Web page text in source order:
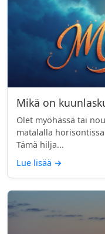
Mikä on
Olet myöhässä tai
matalalla
Tämä hilja...
Lue lisää →